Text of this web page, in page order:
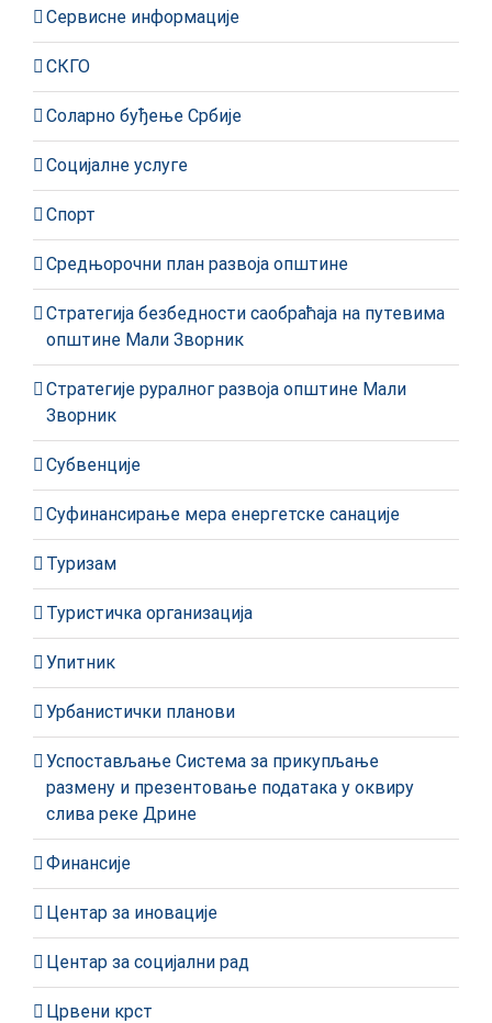
Сервисне информације
СКГО
Соларно буђење Србије
Социјалне услуге
Спорт
Средњорочни план развоја општине
Стратегија безбедности саобраћаја на путевима
општине Мали Зворник
Стратегије руралног развоја општине Мали
Зворник
Субвенције
Суфинансирање мера енергетске санације
Туризам
Туристичка организација
Упитник
Урбанистички планови
Успостављање Система за прикупљање
размену и презентовање података у оквиру
слива реке Дрине
Финансије
Центар за иновације
Центар за социјални рад
Црвени крст